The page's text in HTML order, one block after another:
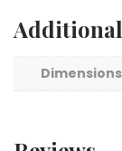
Dimensions